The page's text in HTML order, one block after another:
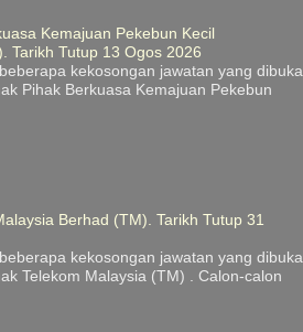
Kemajuan Pekebun Kecil
Tarikh Tutup 13 Ogos 2026
kekosongan jawatan yang dibuka
Pihak Berkuasa Kemajuan Pekebun
Berhad (TM). Tarikh Tutup 31
kekosongan jawatan yang dibuka
Telekom Malaysia (TM) . Calon-calon